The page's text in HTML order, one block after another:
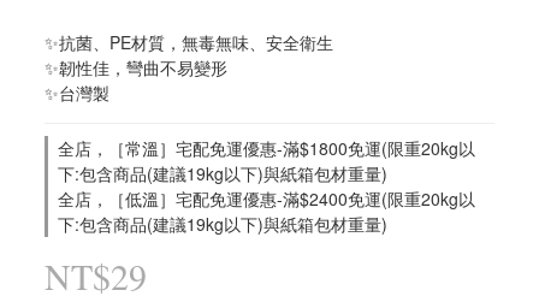
✨抗菌、PE材質，無毒無味、安全衛生
✨韌性佳，彎曲不易變形
✨台灣製
全店，［常溫］宅配免運優惠-滿$1800免運(限重20kg以
下:包含商品(建議19kg以下)與紙箱包材重量)
全店，［低溫］宅配免運優惠-滿$2400免運(限重20kg以
下:包含商品(建議19kg以下)與紙箱包材重量)
NT$29